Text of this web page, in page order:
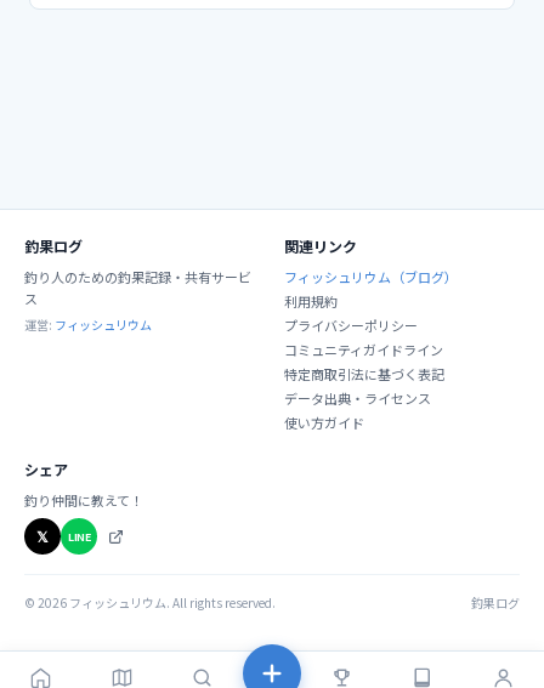
釣果ログ
釣り人のための釣果記録・共有サービ
ス
運営: フィッシュリウム
関連リンク
フィッシュリウム（ブログ）
利用規約
プライバシーポリシー
コミュニティガイドライン
特定商取引法に基づく表記
データ出典・ライセンス
使い方ガイド
シェア
釣り仲間に教えて！
𝕏 LINE
© 2026 フィッシュリウム. All rights reserved. 釣果ログ